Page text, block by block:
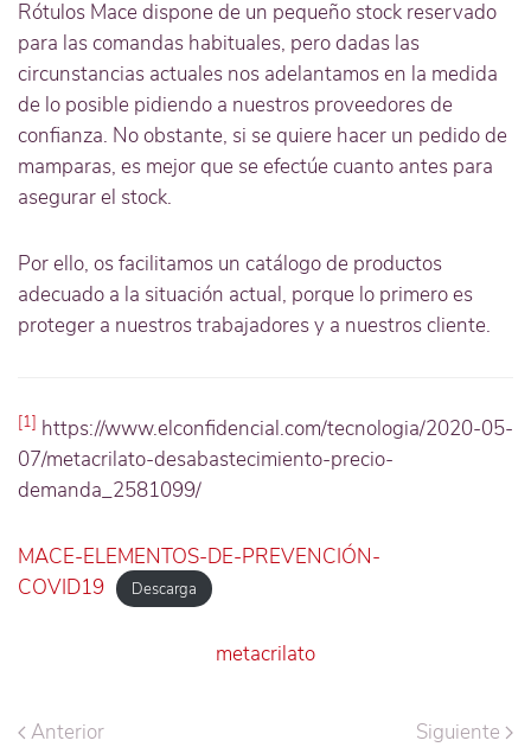
Rótulos Mace dispone de un pequeño stock reservado
para las comandas habituales, pero dadas las
circunstancias actuales nos adelantamos en la medida
de lo posible pidiendo a nuestros proveedores de
confianza. No obstante, si se quiere hacer un pedido de
mamparas, es mejor que se efectúe cuanto antes para
asegurar el stock.
Por ello, os facilitamos un catálogo de productos
adecuado a la situación actual, porque lo primero es
proteger a nuestros trabajadores y a nuestros cliente.
[1] https://www.elconfidencial.com/tecnologia/2020-05-
07/metacrilato-desabastecimiento-precio-
demanda_2581099/
MACE-ELEMENTOS-DE-PREVENCIÓN-
COVID19
Descarga
metacrilato
Anterior Siguiente